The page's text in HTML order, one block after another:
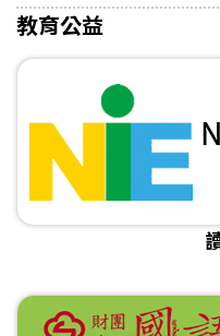
教育公益